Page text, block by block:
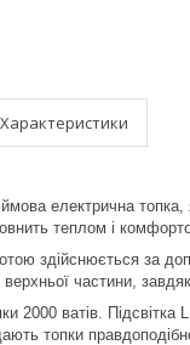
Характеристики
електрична топка,
теплом і
здійснюється за
верхньої частини,
2000 ватів.
топки